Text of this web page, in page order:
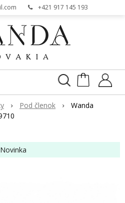
+421 917 145 193
Pod členok
Wanda
Novinka